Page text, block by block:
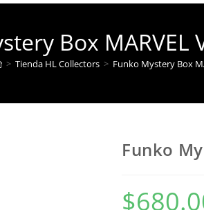
Box MARVEL
> Tienda HL Collectors > Funko Mystery Box
Funko
$